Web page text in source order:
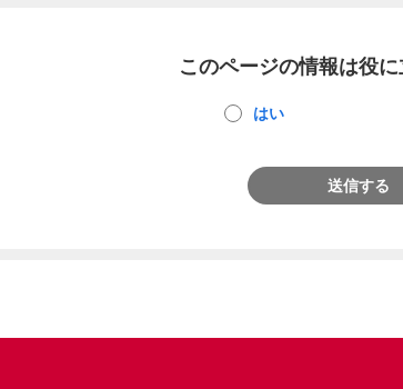
このページの情報は役
はい
送信する